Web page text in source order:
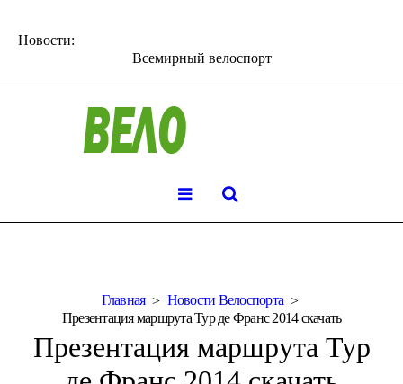
Новости:
Всемирный велоспорт
Главная
Новости Велоспорта
Презентация маршрута Тур де Франс 2014 скачать
Презентация маршрута Тур